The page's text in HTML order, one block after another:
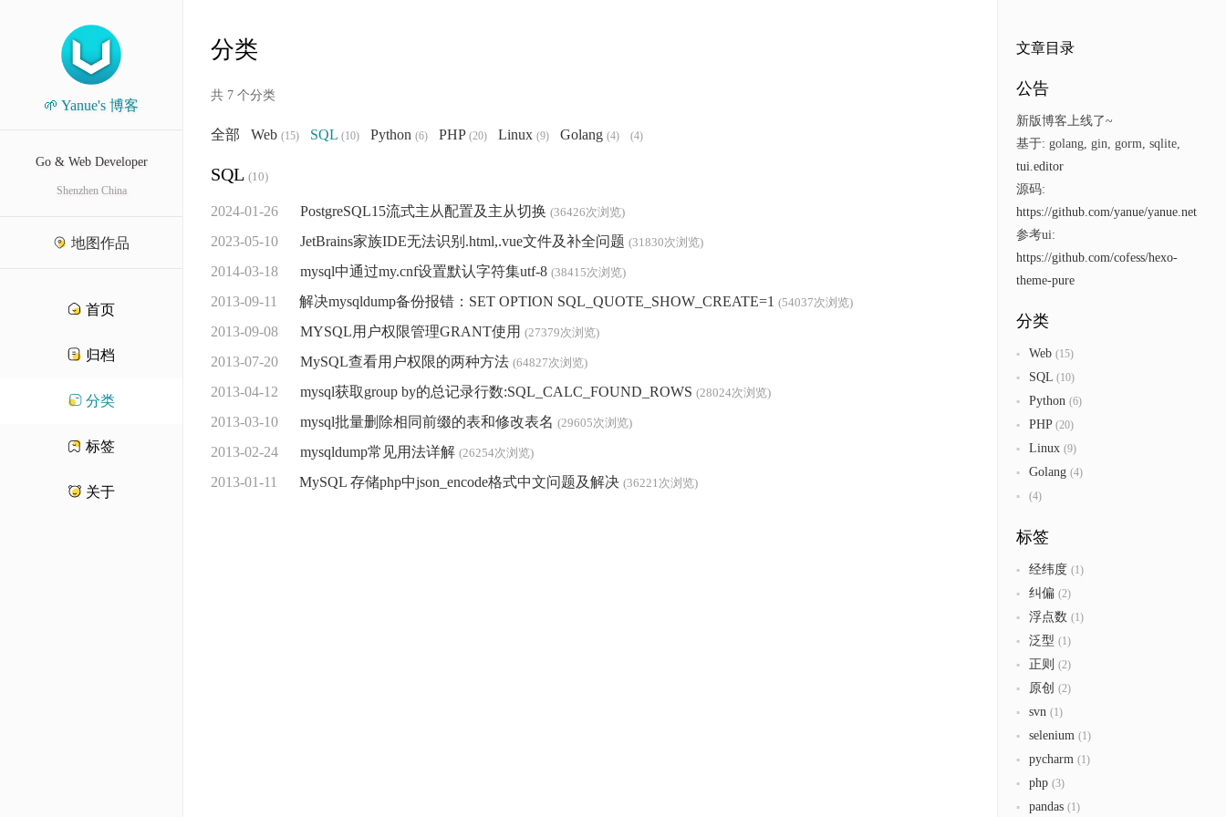
🌱 Yanue's 博客
Go & Web Developer
Shenzhen China
地图作品
首页
归档
分类
标签
关于
分类
共 7 个分类
全部 Web (15) SQL (10) Python (6) PHP (20) Linux (9) Golang (4) (4)
SQL (10)
2024-01-26 PostgreSQL15流式主从配置及主从切换 (36426次浏览)
2023-05-10 JetBrains家族IDE无法识别.html,.vue文件及补全问题 (31830次浏览)
2014-03-18 mysql中通过my.cnf设置默认字符集utf-8 (38415次浏览)
2013-09-11 解决mysqldump备份报错：SET OPTION SQL_QUOTE_SHOW_CREATE=1 (54037次浏览)
2013-09-08 MYSQL用户权限管理GRANT使用 (27379次浏览)
2013-07-20 MySQL查看用户权限的两种方法 (64827次浏览)
2013-04-12 mysql获取group by的总记录行数:SQL_CALC_FOUND_ROWS (28024次浏览)
2013-03-10 mysql批量删除相同前缀的表和修改表名 (29605次浏览)
2013-02-24 mysqldump常见用法详解 (26254次浏览)
2013-01-11 MySQL 存储php中json_encode格式中文问题及解决 (36221次浏览)
文章目录
公告
新版博客上线了~
基于: golang, gin, gorm, sqlite,
tui.editor
源码:
https://github.com/yanue/yanue.net
参考ui:
https://github.com/cofess/hexo-
theme-pure
分类
Web (15)
SQL (10)
Python (6)
PHP (20)
Linux (9)
Golang (4)
(4)
标签
经纬度 (1)
纠偏 (2)
浮点数 (1)
泛型 (1)
正则 (2)
原创 (2)
svn (1)
selenium (1)
pycharm (1)
php (3)
pandas (1)